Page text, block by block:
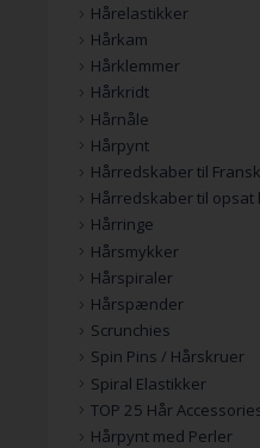
Hårelastikker
Hårkam
Hårklemmer
Hårkridt
Hårnåle
Hårpynt
Hårredskaber til
Hårredskaber til opsat
Hårringe
Hårsmykker
Hårspiraler
Hårspænder
Scrunchies
Spin Pins / Hårskruer
Spiral Elastikker
TOP 25 Hår
Hårpynt med Perler